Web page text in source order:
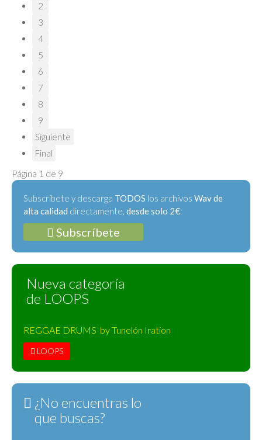
2
3
4
5
6
7
8
9
Siguiente
Final
Página 1 de 9
Subscríbete y descarga TODOS los archivos Wav de
alta calidad directamente, desde solo 2€:
Subscríbete
Nueva categoría
de LOOPS
REGGAE DRUMS by Tunelón Iration
LOOPS
¿No encuentras lo
que buscas?